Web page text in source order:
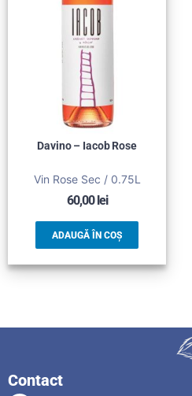
Davino – Iacob Rose
Vin Rose Sec / 0.75L
60,00lei
ADAUGĂ ÎN COȘ
Contact